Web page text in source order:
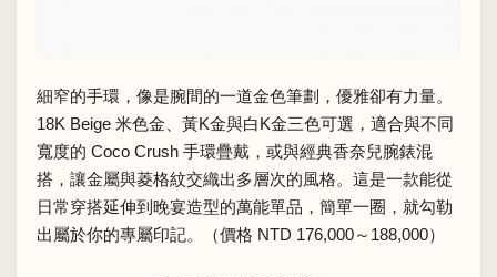
細窄的手環，像是腕間的一道金色筆劃，優雅卻有力量。
18K Beige 米色金、黃K金與白K金三色可選，適合與不同
寬度的 Coco Crush 手環疊戴，或與經典香奈兒腕錶混
搭，讓金屬與菱格紋交織出多層次的風格。這是一款能從
日常穿搭延伸到晚宴造型的萬能單品，簡單一圈，就勾勒
出屬於你的專屬印記。（價格 NTD 176,000～188,000）